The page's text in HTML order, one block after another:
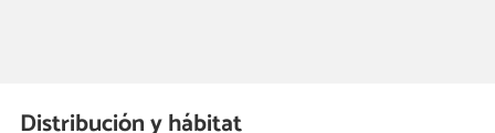
Distribución y hábitat